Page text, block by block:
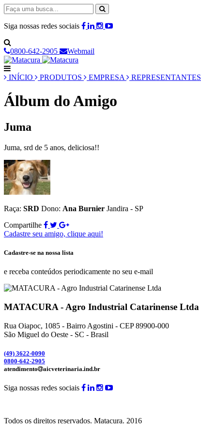
Siga nossas redes sociais
0800-642-2905 Webmail
INÍCIO PRODUTOS EMPRESA REPRESENTANTES
Álbum do Amigo
Juma
Juma, srd de 5 anos, deliciosa!!
Raça: SRD Dono: Ana Burnier Jandira - SP
Compartilhe
Cadastre seu amigo, clique aqui!
Cadastre-se na nossa lista
e receba conteúdos periodicamente no seu e-mail
MATACURA - Agro Industrial Catarinense Ltda
Rua Oiapoc, 1085 - Bairro Agostini - CEP 89900-000
São Miguel do Oeste - SC - Brasil
(49) 3622-0090
0800-642-2905
atendimento
aicveterinaria.ind.br
Siga nossas redes sociais
Todos os direitos reservados. Matacura. 2016